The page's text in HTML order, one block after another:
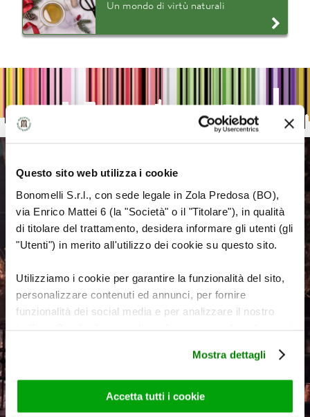
Questo sito web utilizza i cookie
Bonomelli S.r.l., con sede legale in Zola Predosa (BO),
via Enrico Mattei 6 (la "Società" o il "Titolare"), in qualità
di titolare del trattamento, desidera informare gli utenti (gli
"Utenti") in merito all'utilizzo dei cookie su questo sito.
Utilizziamo i cookie per garantire la funzionalità del sito,
personalizzare contenuti ed annunci, per fornire
funzionalità dei social media e per analizzare il nostro
di analisi dei dati web, pubblicità e social media, i quali
potrebbero combinarle con altre informazioni che ha
fornito loro o che hanno raccolto dal suo utilizzo dei loro
servizi. Per maggiori informazioni circa l’utilizzo dei
Mostra dettagli
Accetta tutti i cookie
Un mondo di virtù naturali